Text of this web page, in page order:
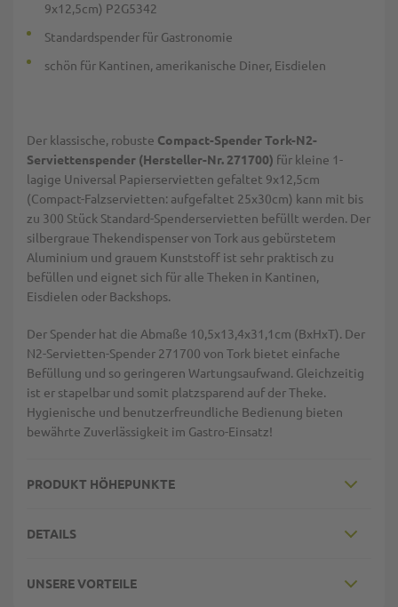
9x12,5cm) P2G5342
Standardspender für Gastronomie
schön für Kantinen, amerikanische Diner, Eisdielen
Der klassische, robuste Compact-Spender Tork-N2-
Serviettenspender (Hersteller-Nr. 271700) für kleine 1-
lagige Universal Papierservietten gefaltet 9x12,5cm
(Compact-Falzservietten: aufgefaltet 25x30cm) kann mit bis
zu 300 Stück Standard-Spenderservietten befüllt werden. Der
silbergraue Thekendispenser von Tork aus gebürstetem
Aluminium und grauem Kunststoff ist sehr praktisch zu
befüllen und eignet sich für alle Theken in Kantinen,
Eisdielen oder Backshops.
Der Spender hat die Abmaße 10,5x13,4x31,1cm (BxHxT). Der
N2-Servietten-Spender 271700 von Tork bietet einfache
Befüllung und so geringeren Wartungsaufwand. Gleichzeitig
ist er stapelbar und somit platzsparend auf der Theke.
Hygienische und benutzerfreundliche Bedienung bieten
bewährte Zuverlässigkeit im Gastro-Einsatz!
PRODUKT HÖHEPUNKTE
DETAILS
UNSERE VORTEILE